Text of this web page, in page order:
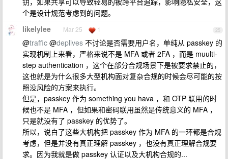
个是设计规范考虑到的问题。
25
likelylee Mar 25 1
@traffic @deplives 不讨论是否需要用户名，单纯从 passkey 的
实现机制上来看，严格来说不是 MFA 或者 2FA ，而是 muulti-
step authentication ，这个在部分合规场景下是被要求禁止的，
这也就是为什么很多大型机构面对复杂合规的时候会尽可能的按
照没风险的方案来执行。
但是，passkey 作为 something you hava ，和 OTP 联用的时
候也不是 MFA ，但如果和密码联用虽然是传统意义的 MFA ，
只是就没有了 passkey 的优势了。
所以，说白了这些大机构把 passkey 作为 MFA 的一环都是合规
考虑，但是并没有真正理解 passkey ，也没有真正理解合规要
求。因为我就是做 passkey 认证以及大机构合规的...